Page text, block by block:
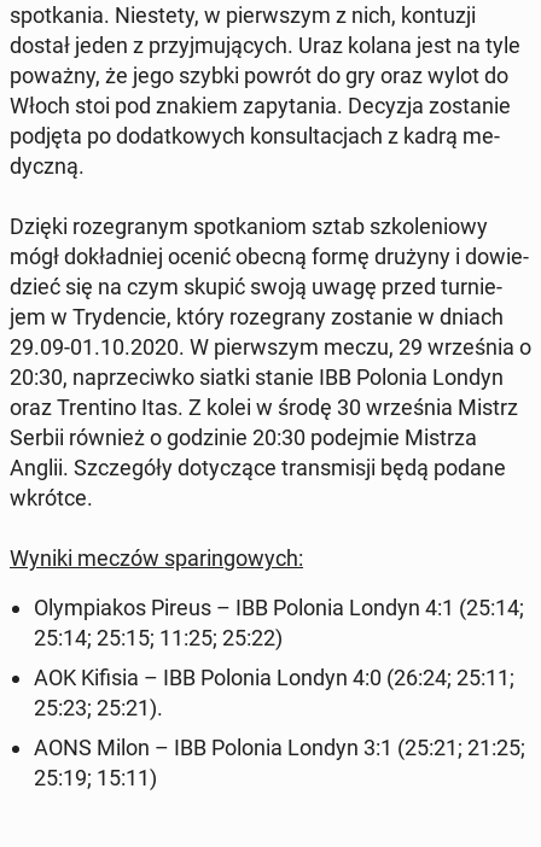
spo­tka­nia. Nie­ste­ty, w pierw­szym z nich, kon­tu­zji
dostał jeden z przyj­mu­ją­cych. Uraz kolana jest na tyle
poważny, że jego szybki powrót do gry oraz wylot do
Włoch stoi pod znakiem za­py­ta­nia. Decyzja zo­sta­nie
podjęta po do­dat­ko­wych kon­sul­ta­cjach z kadrą me­
dycz­ną.
Dzięki ro­ze­gra­nym spo­tka­niom sztab szko­le­nio­wy
mógł do­kład­niej ocenić obecną formę drużyny i do­wie­
dzieć się na czym skupić swoją uwagę przed tur­nie­
jem w Try­den­cie, który ro­ze­gra­ny zo­sta­nie w dniach
29.09-01.10.2020. W pierw­szym meczu, 29 wrze­śnia o
20:30, na­prze­ciw­ko siatki stanie IBB Polonia Londyn
oraz Tren­ti­no Itas. Z kolei w środę 30 wrze­śnia Mistrz
Serbii również o go­dzi­nie 20:30 po­dej­mie Mistrza
Anglii. Szcze­gó­ły do­ty­czą­ce trans­mi­sji będą podane
wkrótce.
Wyniki meczów spa­rin­go­wych:
Olym­pia­kos Pireus – IBB Polonia Londyn 4:1 (25:14;
25:14; 25:15; 11:25; 25:22)
AOK Kifisia – IBB Polonia Londyn 4:0 (26:24; 25:11;
25:23; 25:21).
AONS Milon – IBB Polonia Londyn 3:1 (25:21; 21:25;
25:19; 15:11)